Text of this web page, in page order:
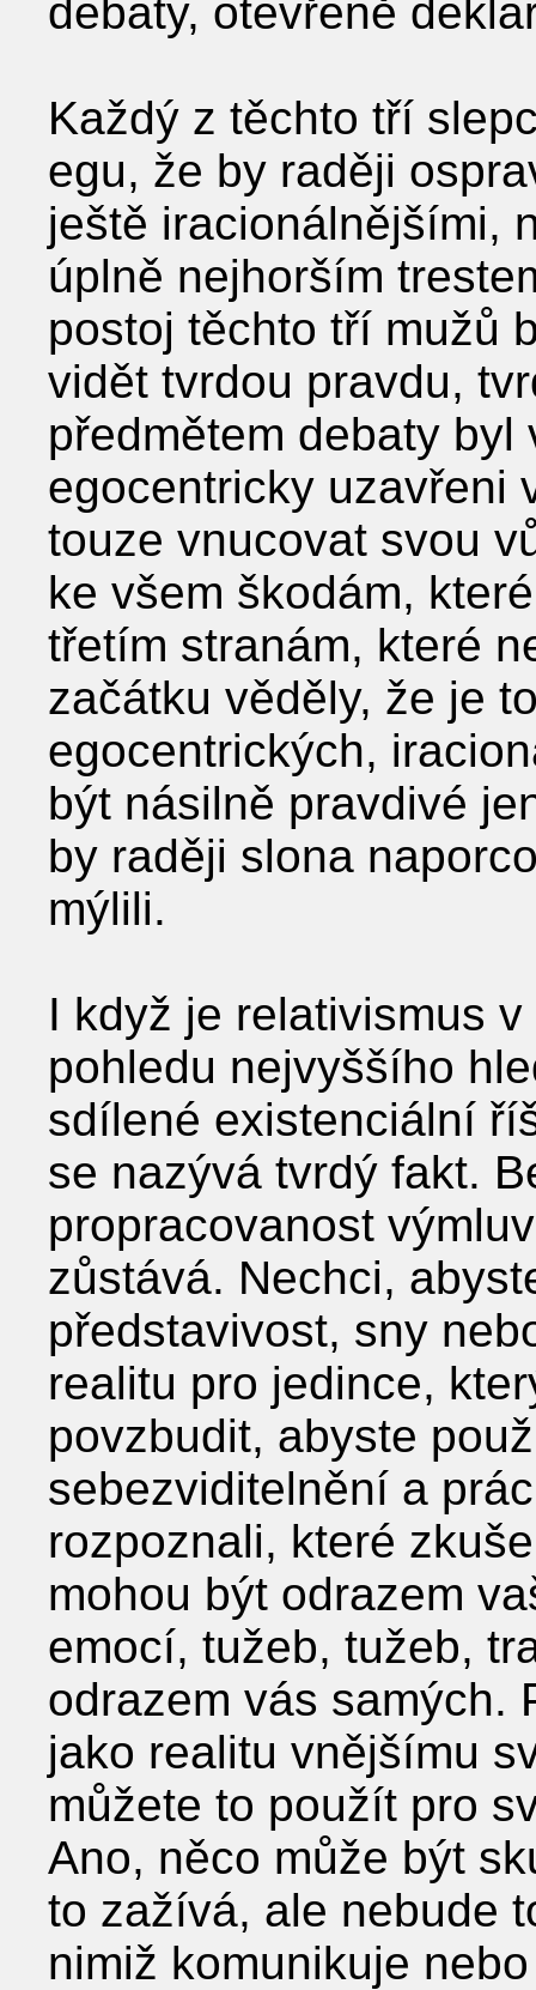
debaty, otevřeně
Každý z těchto tří
egu, že by raději
ještě iracionálnějšími,
úplně nejhorším
postoj těchto tří mužů
vidět tvrdou pravdu,
předmětem debaty
egocentricky uzavřeni
touze vnucovat svou
ke všem škodám,
třetím stranám, které
začátku věděly, že je
egocentrických,
být násilně pravdivé
by raději slona
mýlili.
I když je relativismus
pohledu nejvyššího
sdílené existenciální
se nazývá tvrdý fakt.
propracovanost
zůstává. Nechci,
představivost, sny
realitu pro jedince,
povzbudit, abyste
sebezviditelnění a
rozpoznali, které
mohou být odrazem
emocí, tužeb, tužeb,
odrazem vás samých.
jako realitu vnějšímu
můžete to použít pro
Ano, něco může být
to zažívá, ale nebude
nimiž komunikuje